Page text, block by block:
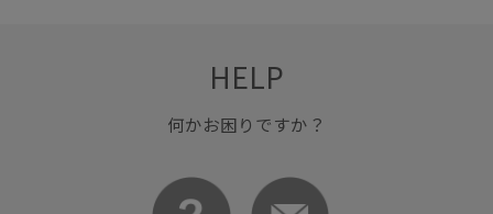
HELP
何かお困りですか？